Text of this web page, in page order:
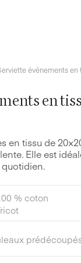
événements en
en
en tissu de
Elle est
% coton